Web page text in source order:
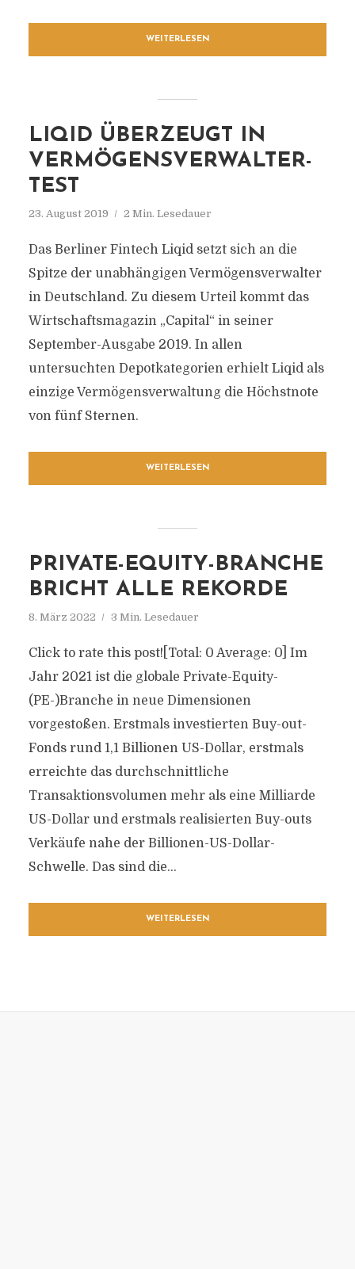
WEITERLESEN
LIQID ÜBERZEUGT IN
VERMÖGENSVERWALTER-
TEST
23. August 2019 2 Min. Lesedauer
Das Berliner Fintech Liqid setzt sich an die
Spitze der unabhängigen Vermögensverwalter
in Deutschland. Zu diesem Urteil kommt das
Wirtschaftsmagazin „Capital“ in seiner
September-Ausgabe 2019. In allen
untersuchten Depotkategorien erhielt Liqid als
einzige Vermögensverwaltung die Höchstnote
von fünf Sternen.
WEITERLESEN
PRIVATE-EQUITY-BRANCHE
BRICHT ALLE REKORDE
8. März 2022 3 Min. Lesedauer
Click to rate this post![Total: 0 Average: 0] Im
Jahr 2021 ist die globale Private-Equity-
(PE-)Branche in neue Dimensionen
vorgestoßen. Erstmals investierten Buy-out-
Fonds rund 1,1 Billionen US-Dollar, erstmals
erreichte das durchschnittliche
Transaktionsvolumen mehr als eine Milliarde
US-Dollar und erstmals realisierten Buy-outs
Verkäufe nahe der Billionen-US-Dollar-
Schwelle. Das sind die...
WEITERLESEN